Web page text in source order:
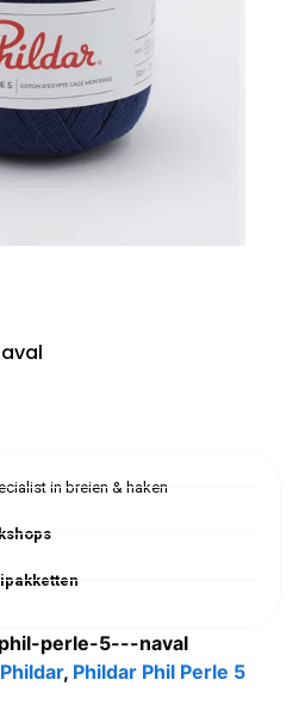
in breien & haken
perle-5---naval
Phildar, Phildar Phil Perle 5